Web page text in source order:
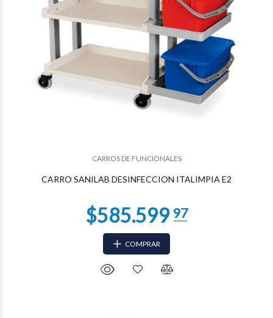
CARROS DE FUNCIONALES
CARRO SANILAB DESINFECCION ITALIMPIA E2
COMPRAR